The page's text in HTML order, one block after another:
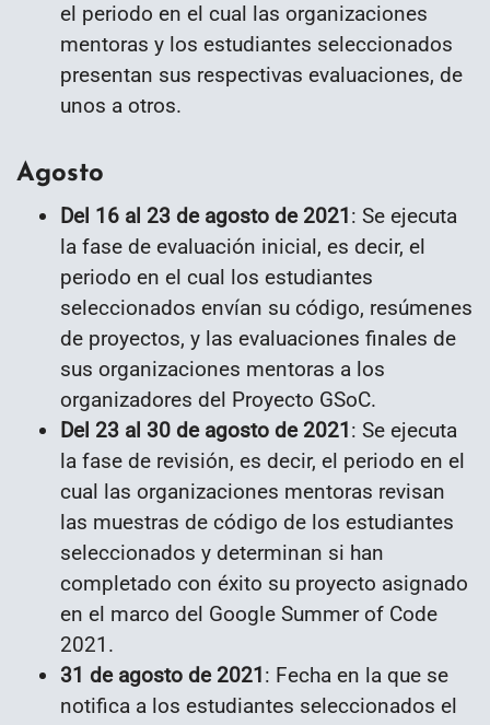
el periodo en el cual las organizaciones
mentoras y los estudiantes seleccionados
presentan sus respectivas evaluaciones, de
unos a otros.
Agosto
Del 16 al 23 de agosto de 2021: Se ejecuta
la fase de evaluación inicial, es decir, el
periodo en el cual los estudiantes
seleccionados envían su código, resúmenes
de proyectos, y las evaluaciones finales de
sus organizaciones mentoras a los
organizadores del Proyecto GSoC.
Del 23 al 30 de agosto de 2021: Se ejecuta
la fase de revisión, es decir, el periodo en el
cual las organizaciones mentoras revisan
las muestras de código de los estudiantes
seleccionados y determinan si han
completado con éxito su proyecto asignado
en el marco del Google Summer of Code
2021.
31 de agosto de 2021: Fecha en la que se
notifica a los estudiantes seleccionados el